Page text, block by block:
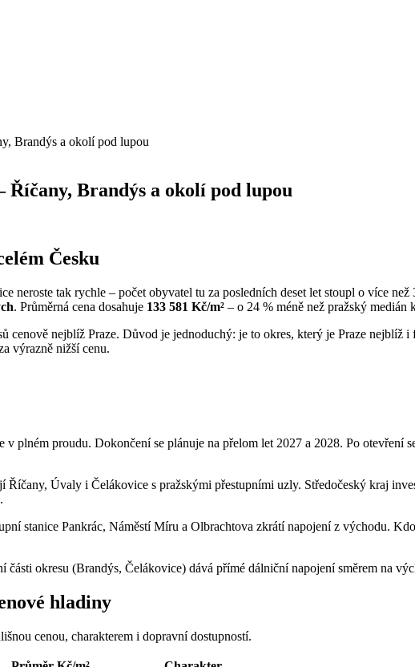
Brandýs a okolí pod lupou
Říčany, Brandýs a okolí pod lupou
Česku
neroste tak rychle – počet obyvatel tu za posledních deset let stoupl o více
. Průměrná cena dosahuje 133 581 Kč/m² – o 24 % méně než pražský medián
cenově nejblíž Praze. Důvod je jednoduchý: je to okres, který je Praze nejblíž
výrazně nižší cenu.
v plném proudu. Dokončení se plánuje na přelom let 2027 a 2028. Po
Říčany, Úvaly i Čelákovice s pražskými přestupními uzly. Středočeský kraj
stanice Pankrác, Náměstí Míru a Olbrachtova zkrátí napojení z východu.
okresu (Brandýs, Čelákovice) dává přímé dálniční napojení směrem na
hladiny
cenou, charakterem i dopravní dostupností.